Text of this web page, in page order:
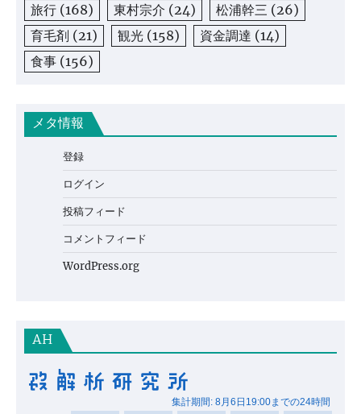
旅行 (168) 東村宗介 (24) 松浦幹三 (26)
育毛剤 (21) 観光 (158) 資金調達 (14)
食事 (156)
メタ情報
登録
ログイン
投稿フィード
コメントフィード
WordPress.org
AH